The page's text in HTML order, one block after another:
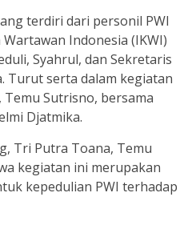
terdiri dari personil PWI
Indonesia (IKWI)
Syahrul, dan Sekretaris
Turut serta dalam kegiatan
Temu Sutrisno, bersama
Djatmika.
Tri Putra Toana, Temu
kegiatan ini merupakan
kepedulian PWI terhadap